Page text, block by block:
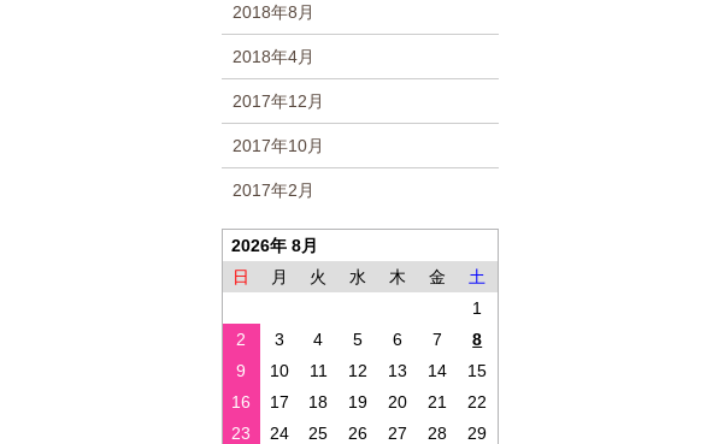
2018年8月
2018年4月
2017年12月
2017年10月
2017年2月
2026年 8月
日
月 火 水 木 金
土
1
2
3 4 5 6 7
8
9
10 11 12 13 14
15
16
17 18 19 20 21
22
23
24 25 26 27 28
29